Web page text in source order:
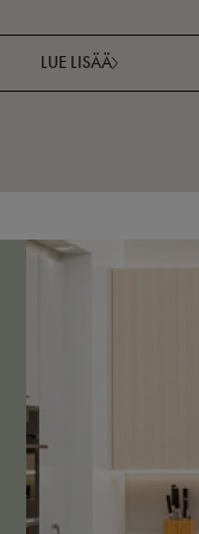
LUE LISÄÄ